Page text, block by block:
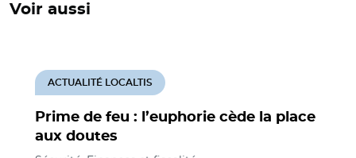
Voir aussi
Prime de feu : l’euphorie cède la place
aux doutes
ACTUALITÉ LOCALTIS